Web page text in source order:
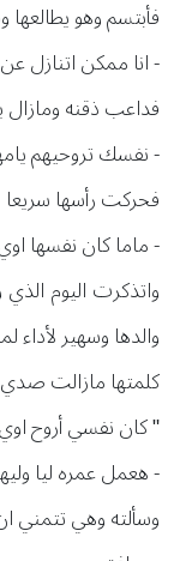
فأبتسم وهو
- انا ممكن اتنازل
فداعب ذقنه
- نفسك تروحيهم
فحركت رأسها سريعا
- ماما كان نفسها
واتذكرت اليوم
والدها وسهير لأداء
كلمتها مازالت صدي
" كان نفسي أروح
- هعمل عمره ليا
وسألته وهي تتمني